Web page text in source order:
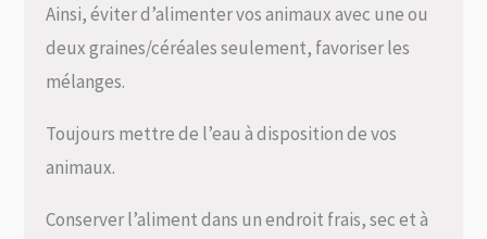
Ainsi, éviter d’alimenter vos animaux avec une ou
deux graines/céréales seulement, favoriser les
mélanges.
Toujours mettre de l’eau à disposition de vos
animaux.
Conserver l’aliment dans un endroit frais, sec et à